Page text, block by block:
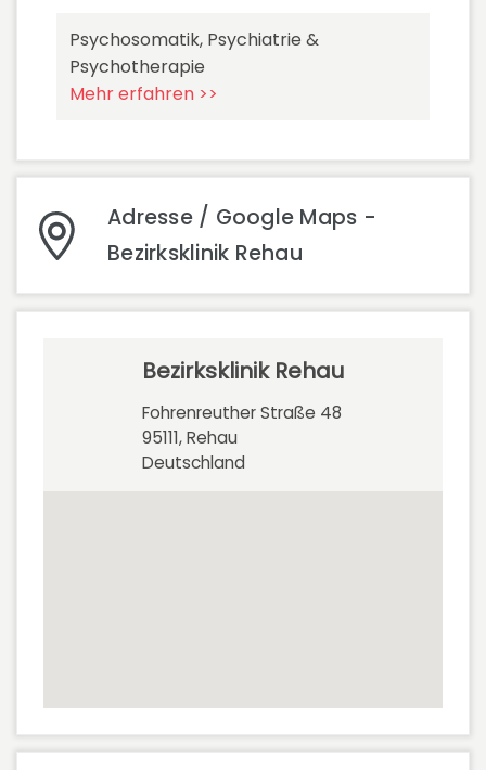
Psychosomatik, Psychiatrie &
Psychotherapie
Mehr erfahren >>
Adresse / Google Maps -
Bezirksklinik Rehau
Bezirksklinik Rehau
Fohrenreuther Straße 48
95111, Rehau
Deutschland